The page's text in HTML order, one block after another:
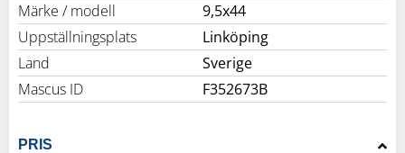
Märke / modell
9,5x44
Uppställningsplats
Linköping
Land
Sverige
Mascus ID
F352673B
PRIS